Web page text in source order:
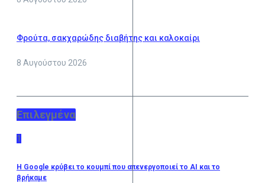
Φρούτα, σακχαρώδης διαβήτης και καλοκαίρι
8 Αυγούστου 2026
Επιλεγμένα
1
Η Google κρύβει το κουμπί που απενεργοποιεί το AI και το
βρήκαμε